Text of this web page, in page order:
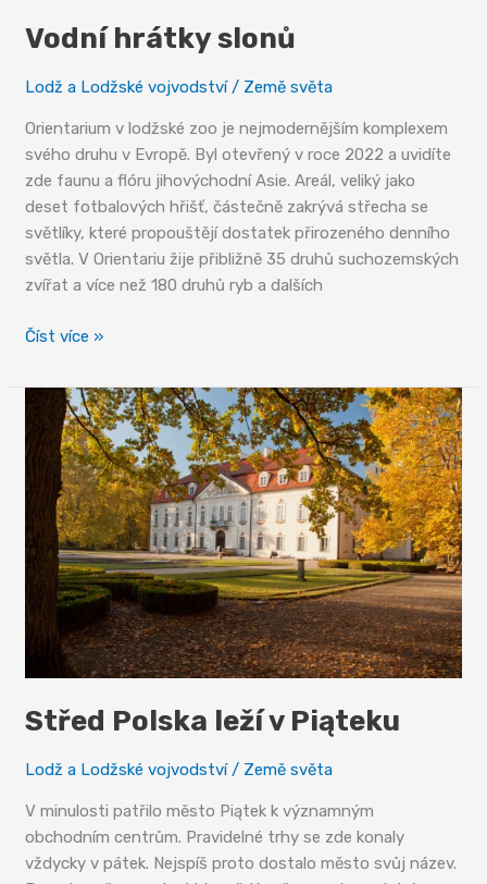
Vodní hrátky slonů
Lodž a Lodžské vojvodství/ Země světa
Orientarium v lodžské zoo je nejmodernějším komplexem
svého druhu v Evropě. Byl otevřený v roce 2022 a uvidíte
zde faunu a flóru jihovýchodní Asie. Areál, veliký jako
deset fotbalových hřišť, částečně zakrývá střecha se
světlíky, které propouštějí dostatek přirozeného denního
světla. V Orientariu žije přibližně 35 druhů suchozemských
zvířat a více než 180 druhů ryb a dalších
Vodní
slonů
Číst více »
Střed Polska leží v Piąteku
Lodž a Lodžské vojvodství/ Země světa
V minulosti patřilo město Piątek k významným
obchodním centrům. Pravidelné trhy se zde konaly
vždycky v pátek. Nejspíš proto dostalo město svůj název.